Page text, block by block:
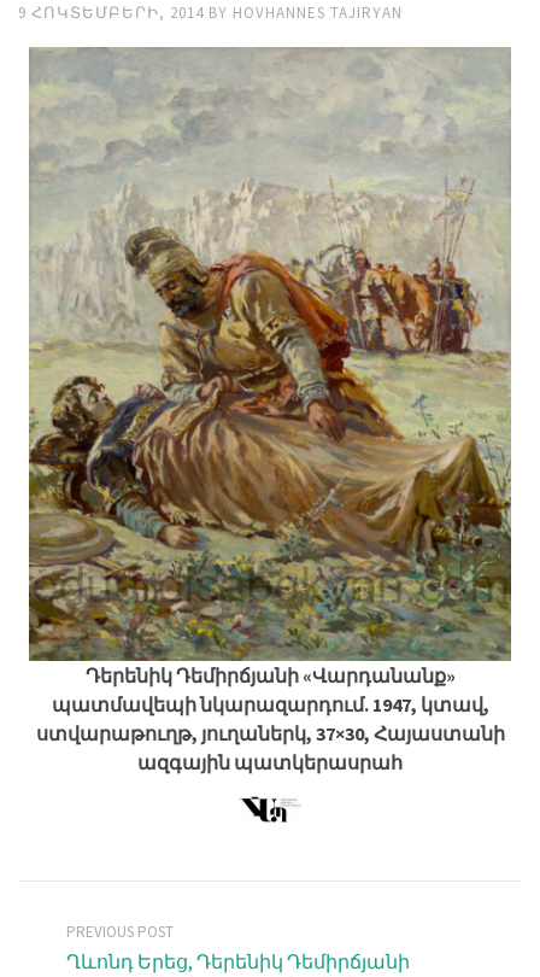
9 ՀՈԿՏԵՄԲԵՐԻ, 2014 BY HOVHANNES TAJIRYAN
Դերենիկ Դեմիրճյանի «Վարդանանք»
պատմավեպի նկարազարդում. 1947, կտավ,
ստվարաթուղթ, յուղաներկ, 37×30, Հայաստանի
ազգային պատկերասրահ
PREVIOUS POST
Ղևոնդ Երեց, Դերենիկ Դեմիրճյանի